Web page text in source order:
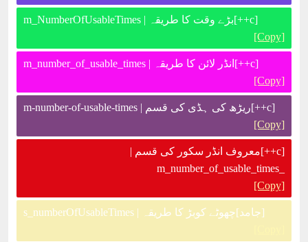
[c++]بڑے وقت کا طریقہ | m_NumberOfUsableTimes
[Copy]
[c++]انڈر لائن کا طریقہ | m_number_of_usable_times
[Copy]
[c++]ریڑھ کی ہڈی کی قسم | m-number-of-usable-times
[Copy]
[c++]معروف انڈر سکور کی قسم |
_m_number_of_usable_times
[Copy]
[جامد]چھوٹے کوبڑ کا طریقہ | s_numberOfUsableTimes